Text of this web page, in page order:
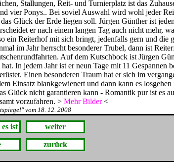
Stallungen, Reit- und Turnierplatz ist das
vier Ponys.. Bei soviel Auswahl wird wohl jeder
Glück der Erde liegen soll. Jürgen Günther ist
er nach einem langen Tag auch nicht mehr,
ein Reiterhof mit sich bringt, jedenfalls gern und die
im Jahr herrscht besonderer Trubel, dann ist
Auf dem Kutschbock ist Jürgen
hat. In jedem Jahr ist er neun Tage mit 11
Einen besonderen Traum hat er sich im
Einsatz blankgewienert und dann kann es
Glück nicht garantieren kann - Romantik pur ist es
vorzufahren. > Mehr Bilder<
vom 18. 12. 2008
ist weiter
zurück